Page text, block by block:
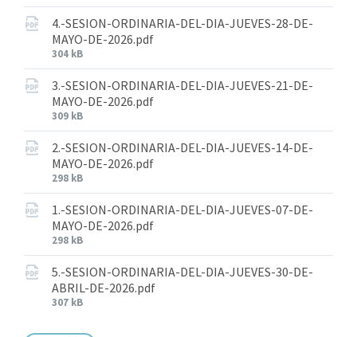
4.-SESION-ORDINARIA-DEL-DIA-JUEVES-28-DE-
MAYO-DE-2026.pdf
304 kB
3.-SESION-ORDINARIA-DEL-DIA-JUEVES-21-DE-
MAYO-DE-2026.pdf
309 kB
2.-SESION-ORDINARIA-DEL-DIA-JUEVES-14-DE-
MAYO-DE-2026.pdf
298 kB
1.-SESION-ORDINARIA-DEL-DIA-JUEVES-07-DE-
MAYO-DE-2026.pdf
298 kB
5.-SESION-ORDINARIA-DEL-DIA-JUEVES-30-DE-
ABRIL-DE-2026.pdf
307 kB